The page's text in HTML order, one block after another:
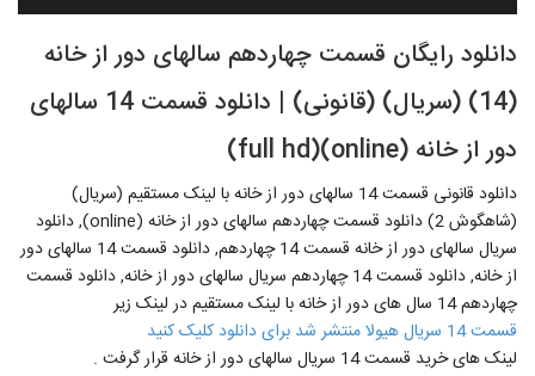
دانلود رایگان قسمت چهاردهم سالهای دور از خانه
(14) (سریال) (قانونی) | دانلود قسمت 14 سالهای
دور از خانه (online)(full hd)
دانلود قانونی قسمت 14 سالهای دور از خانه با لینک مستقیم (سریال)
(شاهگوش 2) دانلود قسمت چهاردهم سالهای دور از خانه (online), دانلود
سریال سالهای دور از خانه قسمت 14 چهاردهم, دانلود قسمت 14 سالهای دور
از خانه, دانلود قسمت 14 چهاردهم سریال سالهای دور از خانه, دانلود قسمت
چهاردهم 14 سال های دور از خانه با لینک مستقیم در لینک زیر
قسمت 14 سریال هیولا منتشر شد برای دانلود کلیک کنید
لینک های خرید قسمت 14 سریال سالهای دور از خانه قرار گرفت .